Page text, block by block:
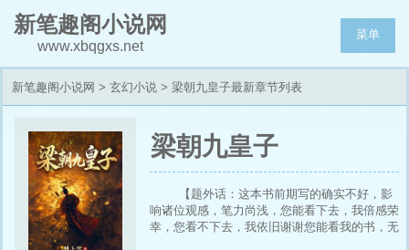
新笔趣阁小说网
www.xbqgxs.net
菜单
新笔趣阁小说网 > 玄幻小说 > 梁朝九皇子最新章节列表
梁朝九皇子
【题外话：这本书前期写的确实不好，影
响诸位观感，笔力尚浅，您能看下去，我倍感荣
幸，您看不下去，我依旧谢谢您能看我的书，无